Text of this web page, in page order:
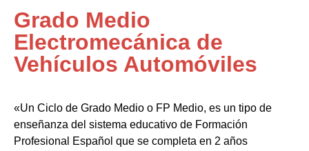
Grado Medio
Electromecánica de
Vehículos Automóviles
«Un Ciclo de Grado Medio o FP Medio, es un tipo de
enseñanza del sistema educativo de Formación
Profesional Español que se completa en 2 años